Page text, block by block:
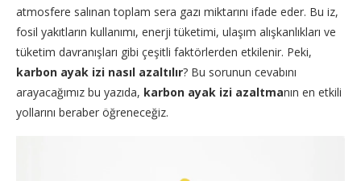
atmosfere salınan toplam sera gazı miktarını ifade eder. Bu iz,
fosil yakıtların kullanımı, enerji tüketimi, ulaşım alışkanlıkları ve
tüketim davranışları gibi çeşitli faktörlerden etkilenir. Peki,
karbon ayak izi nasıl azaltılır? Bu sorunun cevabını
arayacağımız bu yazıda, karbon ayak izi azaltmanın en etkili
yollarını beraber öğreneceğiz.